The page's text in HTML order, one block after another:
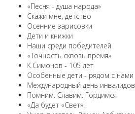
«Песня - душа народа»
Скажи мне, детство
Осенние зарисовки
Дети и книжки
Наши среди победителей
«Точность сквозь время»
К.Симонов - 105 лет
Особенные дети - рядом с нами
Международный день инвалидов
Помним. Славим. Гордимся
«Да будет «Свет»!